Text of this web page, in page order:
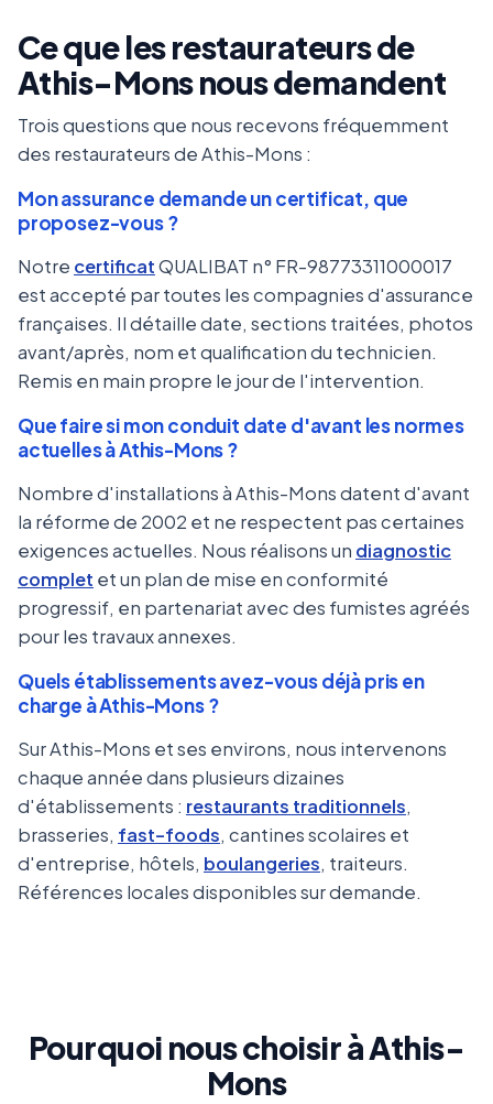
Ce que les restaurateurs de
Athis-Mons nous demandent
Trois questions que nous recevons fréquemment
des restaurateurs de Athis-Mons :
Mon assurance demande un certificat, que
proposez-vous ?
Notre certificatQUALIBAT n° FR-98773311000017
est accepté par toutes les compagnies d'assurance
françaises. Il détaille date, sections traitées, photos
avant/après, nom et qualification du technicien.
Remis en main propre le jour de l'intervention.
Que faire si mon conduit date d'avant les normes
actuelles à Athis-Mons ?
Nombre d'installations à Athis-Mons datent d'avant
la réforme de 2002 et ne respectent pas certaines
exigences actuelles. Nous réalisons un diagnostic
complet et un plan de mise en conformité
progressif, en partenariat avec des fumistes agréés
pour les travaux annexes.
Quels établissements avez-vous déjà pris en
charge à Athis-Mons ?
Sur Athis-Mons et ses environs, nous intervenons
chaque année dans plusieurs dizaines
d'établissements : restaurants traditionnels,
brasseries, fast-foods, cantines scolaires et
d'entreprise, hôtels, boulangeries, traiteurs.
Références locales disponibles sur demande.
Pourquoi nous choisir à Athis-
Mons